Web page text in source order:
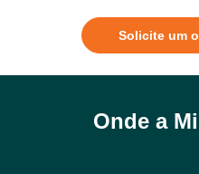
Solicite um
Onde a